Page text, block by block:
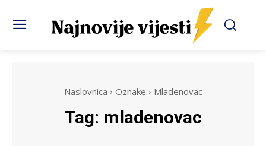
Naslovnica Oznake Mladenovac
Tag: mladenovac